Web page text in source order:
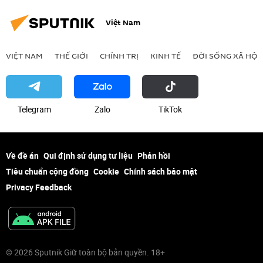
Ninh Thuận-1
nhà máy điện hạt nhân
Việt Nam
VIỆT NAM THẾ GIỚI CHÍNH TRỊ KINH TẾ ĐỜI SỐNG XÃ HỘI
Telegram Zalo ТikТоk
Về đề án Qui định sử dụng tư liệu Phản hồi
Tiêu chuẩn cộng đồng Cookie Chính sách bảo mật
Privacy Feedback
© 2026 Sputnik Giữ toàn bộ bản quyền. 18+